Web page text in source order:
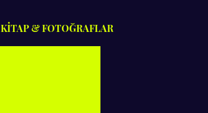
KİTAP & FOTOĞRAFLAR